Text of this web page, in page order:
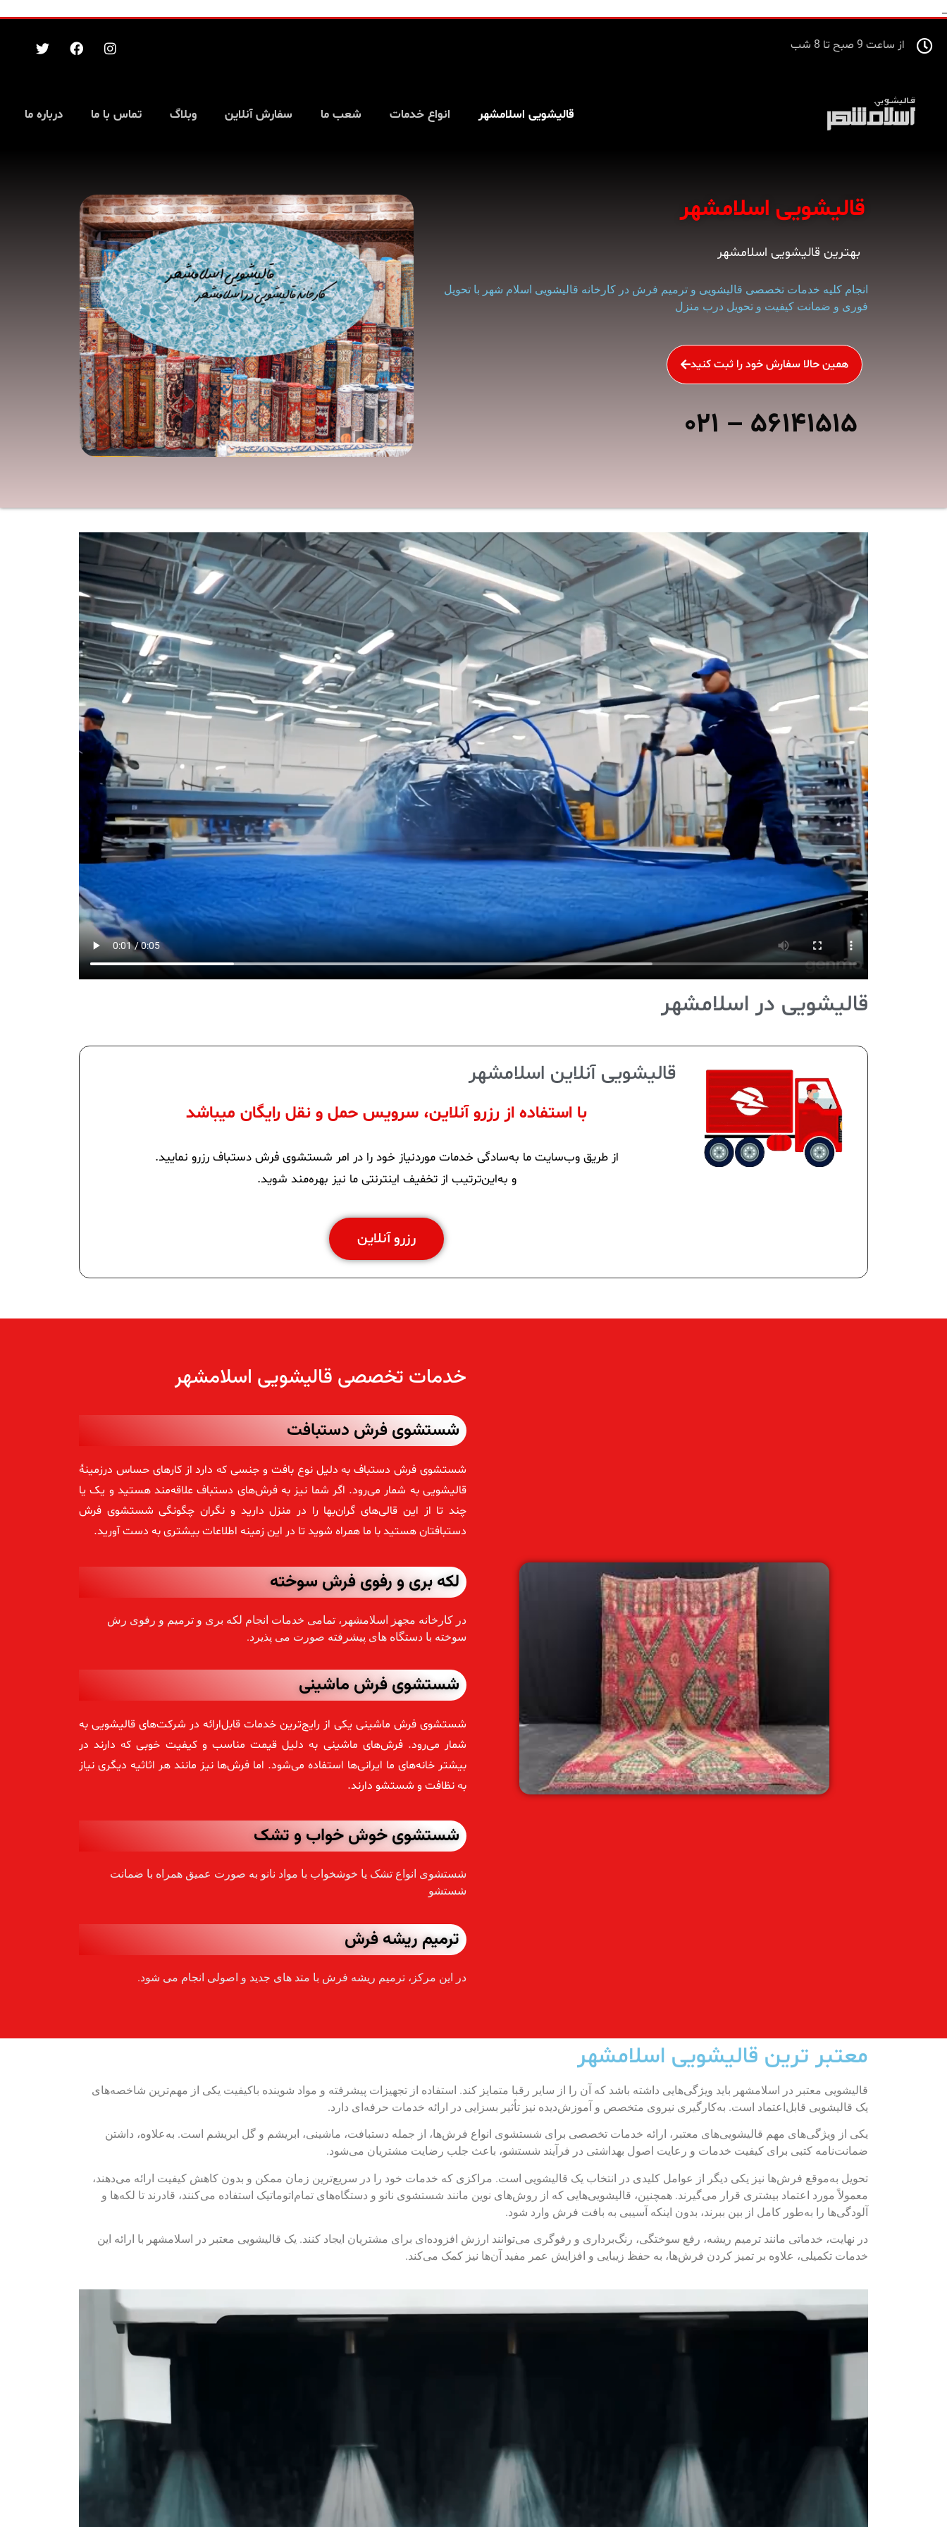
از ساعت 9 صبح تا 8 شب
قالیشویی اسلامشهر انواع خدمات شعب ما سفارش آنلاین وبلاگ تماس با ما درباره ما
قالیشویی اسلامشهر
بهترین قالیشویی اسلامشهر
انجام کلیه خدمات تخصصی قالیشویی و ترمیم فرش در کارخانه قالیشویی اسلام شهر با تحویل
فوری و ضمانت کیفیت و تحویل درب منزل
همین حالا سفارش خود را ثبت کنید
۰۲۱ – ۵۶۱۴۱۵۱۵
قالیشویی در اسلامشهر
قالیشویی آنلاین اسلامشهر
با استفاده از رزرو آنلاین، سرویس حمل و نقل رایگان میباشد
از طریق وب‌سایت ما به‌سادگی خدمات موردنیاز خود را در امر شستشوی فرش دستباف رزرو نمایید.
و به‌این‌ترتیب از تخفیف اینترنتی ما نیز بهره‌مند شوید.
رزرو آنلاین
خدمات تخصصی قالیشویی اسلامشهر
شستشوی فرش دستبافت
شستشوی فرش دستباف به دلیل نوع بافت و جنسی که دارد از کارهای حساس درزمینهٔ
قالیشویی به شمار می‌رود. اگر شما نیز به فرش‌های دستباف علاقه‌مند هستید و یک یا
چند تا از این قالی‌های گران‌بها را در منزل دارید و نگران چگونگی شستشوی فرش
دستبافتان هستید با ما همراه شوید تا در این زمینه اطلاعات بیشتری به دست آورید.
لکه بری و رفوی فرش سوخته
در کارخانه مجهز اسلامشهر، تمامی خدمات انجام لکه بری و ترمیم و رفوی رش
سوخته با دستگاه های پیشرفته صورت می پذیرد.
شستشوی فرش ماشینی
شستشوی فرش ماشینی یکی از رایج‌ترین خدمات قابل‌ارائه در شرکت‌های قالیشویی به
شمار می‌رود. فرش‌های ماشینی به دلیل قیمت مناسب و کیفیت خوبی که دارند در
بیشتر خانه‌های ما ایرانی‌ها استفاده می‌شود. اما فرش‌ها نیز مانند هر اثاثیه دیگری نیاز
به نظافت و شستشو دارند.
شستشوی خوش خواب و تشک
شستشوی انواع تشک یا خوشخواب با مواد نانو به صورت عمیق همراه با ضمانت
شستشو
ترمیم ریشه فرش
در این مرکز، ترمیم ریشه فرش با متد های جدید و اصولی انجام می شود.
معتبر ترین قالیشویی اسلامشهر
قالیشویی معتبر در اسلامشهر باید ویژگی‌هایی داشته باشد که آن را از سایر رقبا متمایز کند. استفاده از تجهیزات پیشرفته و مواد شوینده باکیفیت یکی از مهم‌ترین شاخصه‌های
یک قالیشویی قابل‌اعتماد است. به‌کارگیری نیروی متخصص و آموزش‌دیده نیز تأثیر بسزایی در ارائه خدمات حرفه‌ای دارد.
یکی از ویژگی‌های مهم قالیشویی‌های معتبر، ارائه خدمات تخصصی برای شستشوی انواع فرش‌ها، از جمله دستبافت، ماشینی، ابریشم و گل ابریشم است. به‌علاوه، داشتن
ضمانت‌نامه کتبی برای کیفیت خدمات و رعایت اصول بهداشتی در فرآیند شستشو، باعث جلب رضایت مشتریان می‌شود.
تحویل به‌موقع فرش‌ها نیز یکی دیگر از عوامل کلیدی در انتخاب یک قالیشویی است. مراکزی که خدمات خود را در سریع‌ترین زمان ممکن و بدون کاهش کیفیت ارائه می‌دهند،
معمولاً مورد اعتماد بیشتری قرار می‌گیرند. همچنین، قالیشویی‌هایی که از روش‌های نوین مانند شستشوی نانو و دستگاه‌های تمام‌اتوماتیک استفاده می‌کنند، قادرند تا لکه‌ها و
آلودگی‌ها را به‌طور کامل از بین ببرند، بدون اینکه آسیبی به بافت فرش وارد شود.
در نهایت، خدماتی مانند ترمیم ریشه، رفع سوختگی، رنگ‌برداری و رفوگری می‌توانند ارزش افزوده‌ای برای مشتریان ایجاد کنند. یک قالیشویی معتبر در اسلامشهر با ارائه این
خدمات تکمیلی، علاوه بر تمیز کردن فرش‌ها، به حفظ زیبایی و افزایش عمر مفید آن‌ها نیز کمک می‌کند.